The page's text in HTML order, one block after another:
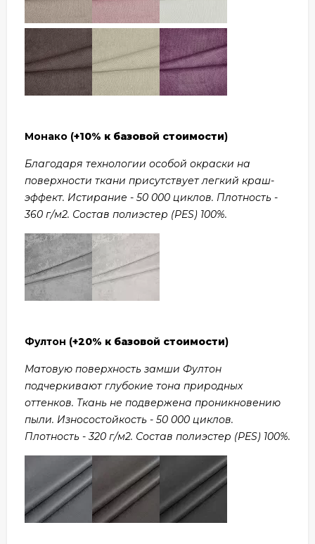
Монако (+10% к базовой стоимости)
Благодаря технологии особой окраски на
поверхности ткани присутствует легкий краш-
эффект. Истирание - 50 000 циклов. Плотность -
360 г/м2. Состав полиэстер (PES) 100%.
Фултон (+20% к базовой стоимости)
Матовую поверхность замши Фултон
подчеркивают глубокие тона природных
оттенков. Ткань не подвержена проникновению
пыли. Износостойкость - 50 000 циклов.
Плотность - 320 г/м2. Состав полиэстер (PES) 100%.